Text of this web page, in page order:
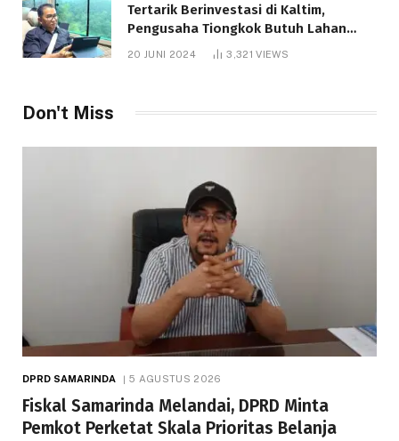
Tertarik Berinvestasi di Kaltim,
Pengusaha Tiongkok Butuh Lahan
20 JUNI 2024 3,321VIEWS
Don't Miss
DPRD SAMARINDA 5 AGUSTUS 2026
Fiskal Samarinda Melandai, DPRD Minta
Pemkot Perketat Skala Prioritas Belanja